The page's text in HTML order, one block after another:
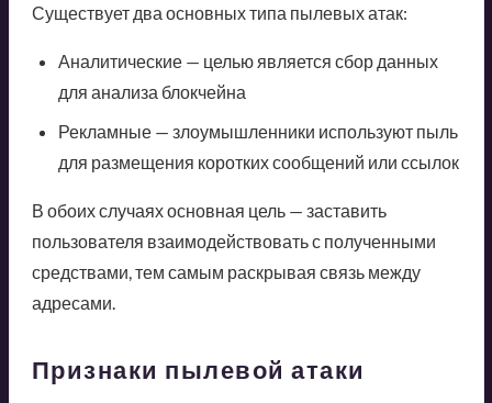
Существует два основных типа пылевых атак:
Аналитические — целью является сбор данных
для анализа блокчейна
Рекламные — злоумышленники используют пыль
для размещения коротких сообщений или ссылок
В обоих случаях основная цель — заставить
пользователя взаимодействовать с полученными
средствами, тем самым раскрывая связь между
адресами.
Признаки пылевой атаки